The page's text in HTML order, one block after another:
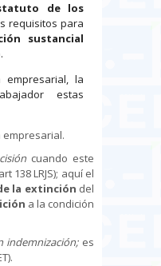
de los
requisitos para
sustancial
la
estas
cuando este
138 LRJS); aquí el
la extinción del
a la condición
indemnización; es